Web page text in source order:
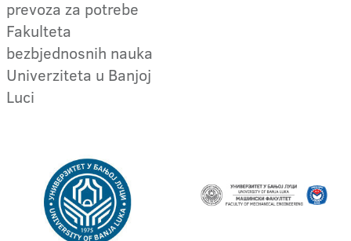
prevoza za potrebe
Fakulteta
bezbjednosnih nauka
Univerziteta u Banjoj
Luci